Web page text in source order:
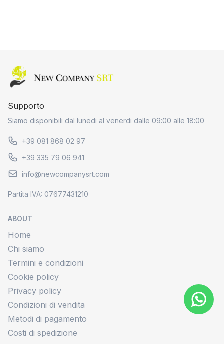
Home page
ABOUT
Home
Chi siamo
Termini e condizioni
Cookie policy
Privacy policy
Condizioni di vendita
Metodi di pagamento
Costi di spedizione
Supporto
Siamo disponibili dal lunedi al venerdi dalle 09:00 alle 18:00
+39 081 868 02 97
+39 335 79 06 941
info@newcompanysrt.com
Partita IVA: 07677431210